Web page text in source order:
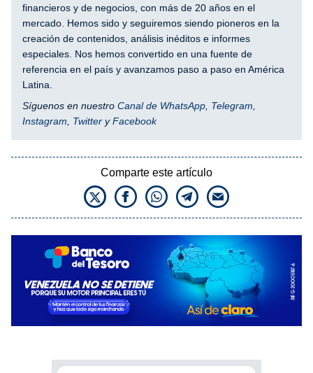
financieros y de negocios, con más de 20 años en el
mercado. Hemos sido y seguiremos siendo pioneros en la
creación de contenidos, análisis inéditos e informes
especiales. Nos hemos convertido en una fuente de
referencia en el país y avanzamos paso a paso en América
Latina.
Síguenos en nuestro Canal de WhatsApp Telegram
Instagram
Twitter yFacebook
Comparte este artículo